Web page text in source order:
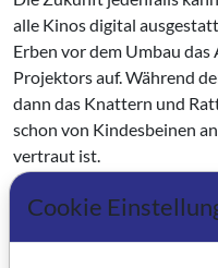
alle Kinos digital
Erben vor dem Umbau
Projektors auf. Während
dann das Knattern und
schon von Kindesbeinen
vertraut ist.
*Antje Witte ist
Cookie